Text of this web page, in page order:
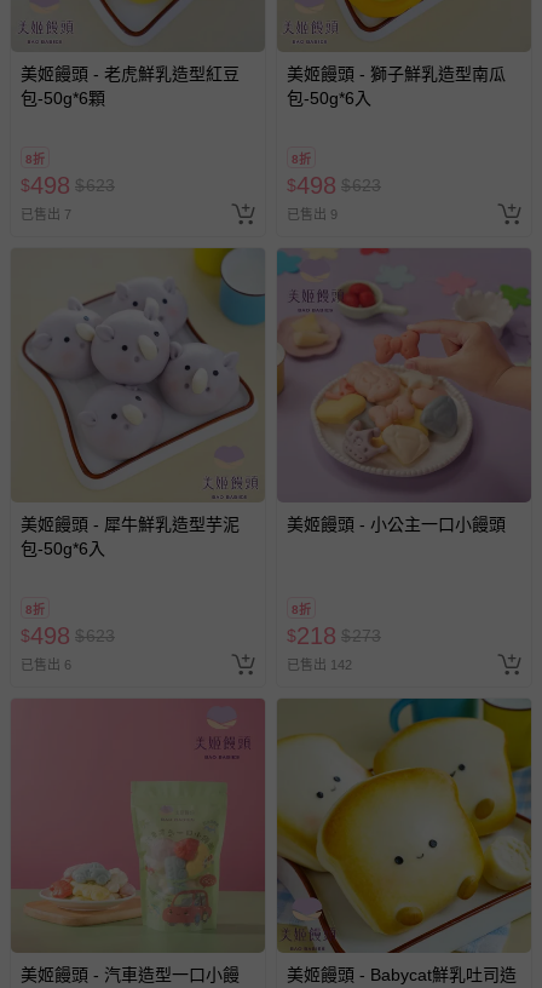
美姬饅頭 - 老虎鮮乳造型紅豆
包-50g*6顆
8折
$498 $623
已售出 7
美姬饅頭 - 獅子鮮乳造型南瓜
包-50g*6入
8折
$498 $623
已售出 9
美姬饅頭 - 犀牛鮮乳造型芋泥
包-50g*6入
8折
$498 $623
已售出 6
美姬饅頭 - 小公主一口小饅頭
8折
$218 $273
已售出 142
美姬饅頭 - 汽車造型一口小饅
美姬饅頭 - Babycat鮮乳吐司造